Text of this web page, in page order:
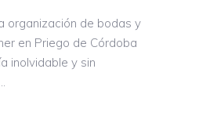
organización de bodas y
en Priego de Córdoba
inolvidable y sin